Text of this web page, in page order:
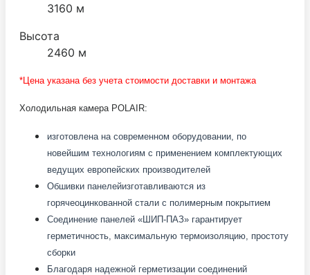
3160 м
Высота
2460 м
*Цена указана без учета стоимости доставки и монтажа
Холодильная камера POLAIR:
изготовлена на современном оборудовании, по
новейшим технологиям с применением комплектующих
ведущих европейских производителей
Обшивки панелейизготавливаются из
горячеоцинкованной стали с полимерным покрытием
Соединение панелей «ШИП-ПАЗ» гарантирует
герметичность, максимальную термоизоляцию, простоту
сборки
Благодаря надежной герметизации соединений